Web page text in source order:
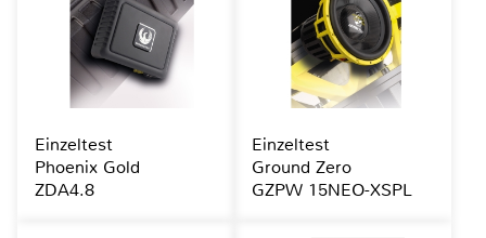
Einzeltest
Phoenix Gold
ZDA4.8
Einzeltest
Ground Zero
GZPW 15NEO-XSPL